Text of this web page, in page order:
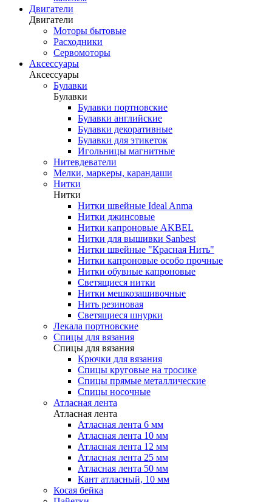
Двигатели
Двигатели
Моторы бытовые
Расходники
Сервомоторы
Аксессуары
Аксессуары
Булавки
Булавки
Булавки портновские
Булавки английские
Булавки декоративные
Булавки для этикеток
Игольницы магнитные
Нитевдеватели
Мелки, маркеры, карандаши
Нитки
Нитки
Нитки швейные Ideal Anma
Нитки джинсовые
Нитки капроновые AKBEL
Нитки для вышивки Sanbest
Нитки швейные "Красная Нить"
Нитки капроновые особо прочные
Нитки обувные капроновые
Светящиеся нитки
Нитки мешкозашивочные
Нить резиновая
Светящиеся шнурки
Лекала портновские
Спицы для вязания
Спицы для вязания
Крючки для вязания
Спицы круговые на тросике
Спицы прямые металлические
Спицы носочные
Атласная лента
Атласная лента
Атласная лента 6 мм
Атласная лента 10 мм
Атласная лента 12 мм
Атласная лента 25 мм
Атласная лента 50 мм
Кант атласный, 10 мм
Косая бейка